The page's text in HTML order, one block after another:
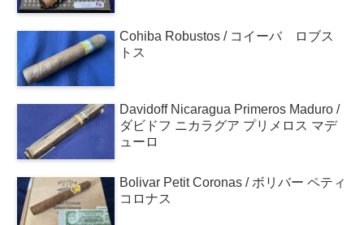
Cohiba Robustos / コイーバ ロブス
トス
Davidoff Nicaragua Primeros Maduro /
ダビドフ ニカラグア プリメロス マデ
ューロ
Bolivar Petit Coronas / ボリバー ペティ
コロナス